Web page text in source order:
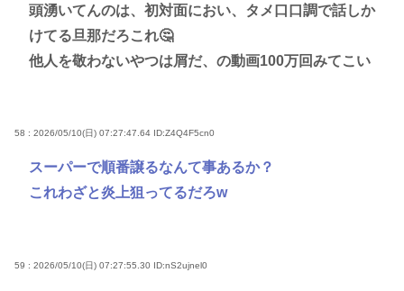
頭湧いてんのは、初対面におい、タメ口口調で話しか
けてる旦那だろこれ🤔
他人を敬わないやつは屑だ、の動画100万回みてこい
58 : 2026/05/10(日) 07:27:47.64 ID:Z4Q4F5cn0
スーパーで順番譲るなんて事あるか？
これわざと炎上狙ってるだろw
59 : 2026/05/10(日) 07:27:55.30 ID:nS2ujnel0